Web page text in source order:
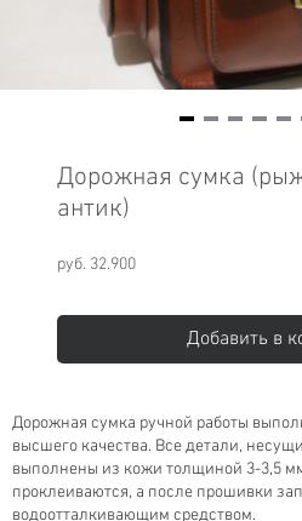
Дорожная сумка
антик)
руб. 32.900
Добавить в
Дорожная сумка ручной работы
высшего качества. Все детали,
выполнены из кожи толщиной 3-3,5
проклеиваются, а после прошивки
водоотталкивающим средством.